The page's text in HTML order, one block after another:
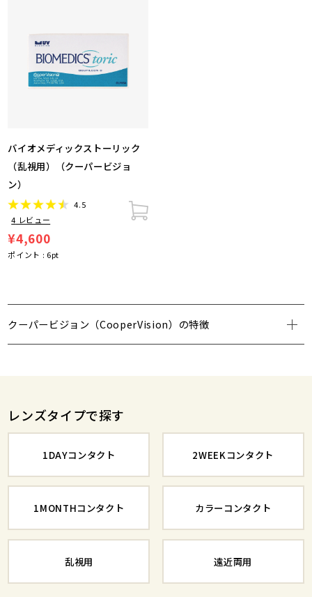
バイオメディックストーリック
（乱視用）（クーパービジョ
ン）
4.5
4 レビュー
¥4,600
ポイント : 6pt
クーパービジョン（CooperVision）の特徴
レンズタイプで探す
1DAYコンタクト 2WEEKコンタクト
1MONTHコンタクト カラーコンタクト
乱視用 遠近両用